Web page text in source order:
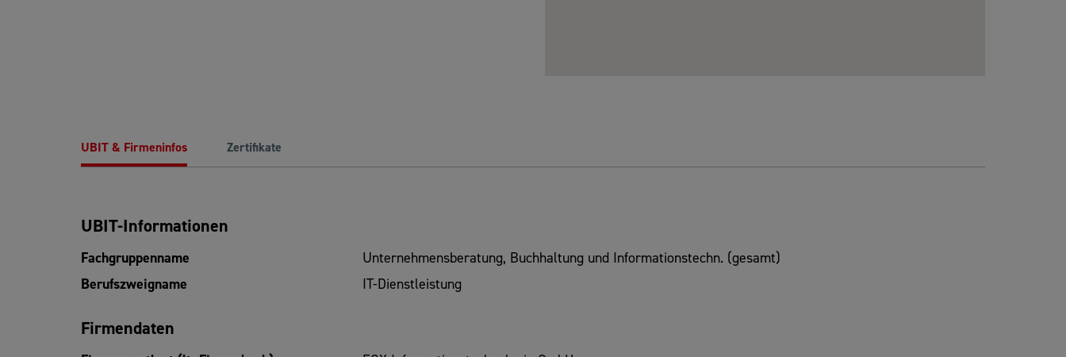
UBIT & Firmeninfos Zertifikate
UBIT-Informationen
Fachgruppenname
Unternehmensberatung, Buchhaltung und Informationstechn. (gesamt)
Berufszweigname
IT-Dienstleistung
Firmendaten